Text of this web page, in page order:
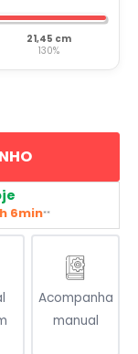
21,45 cm
130%
6min**
Acompanha
manual